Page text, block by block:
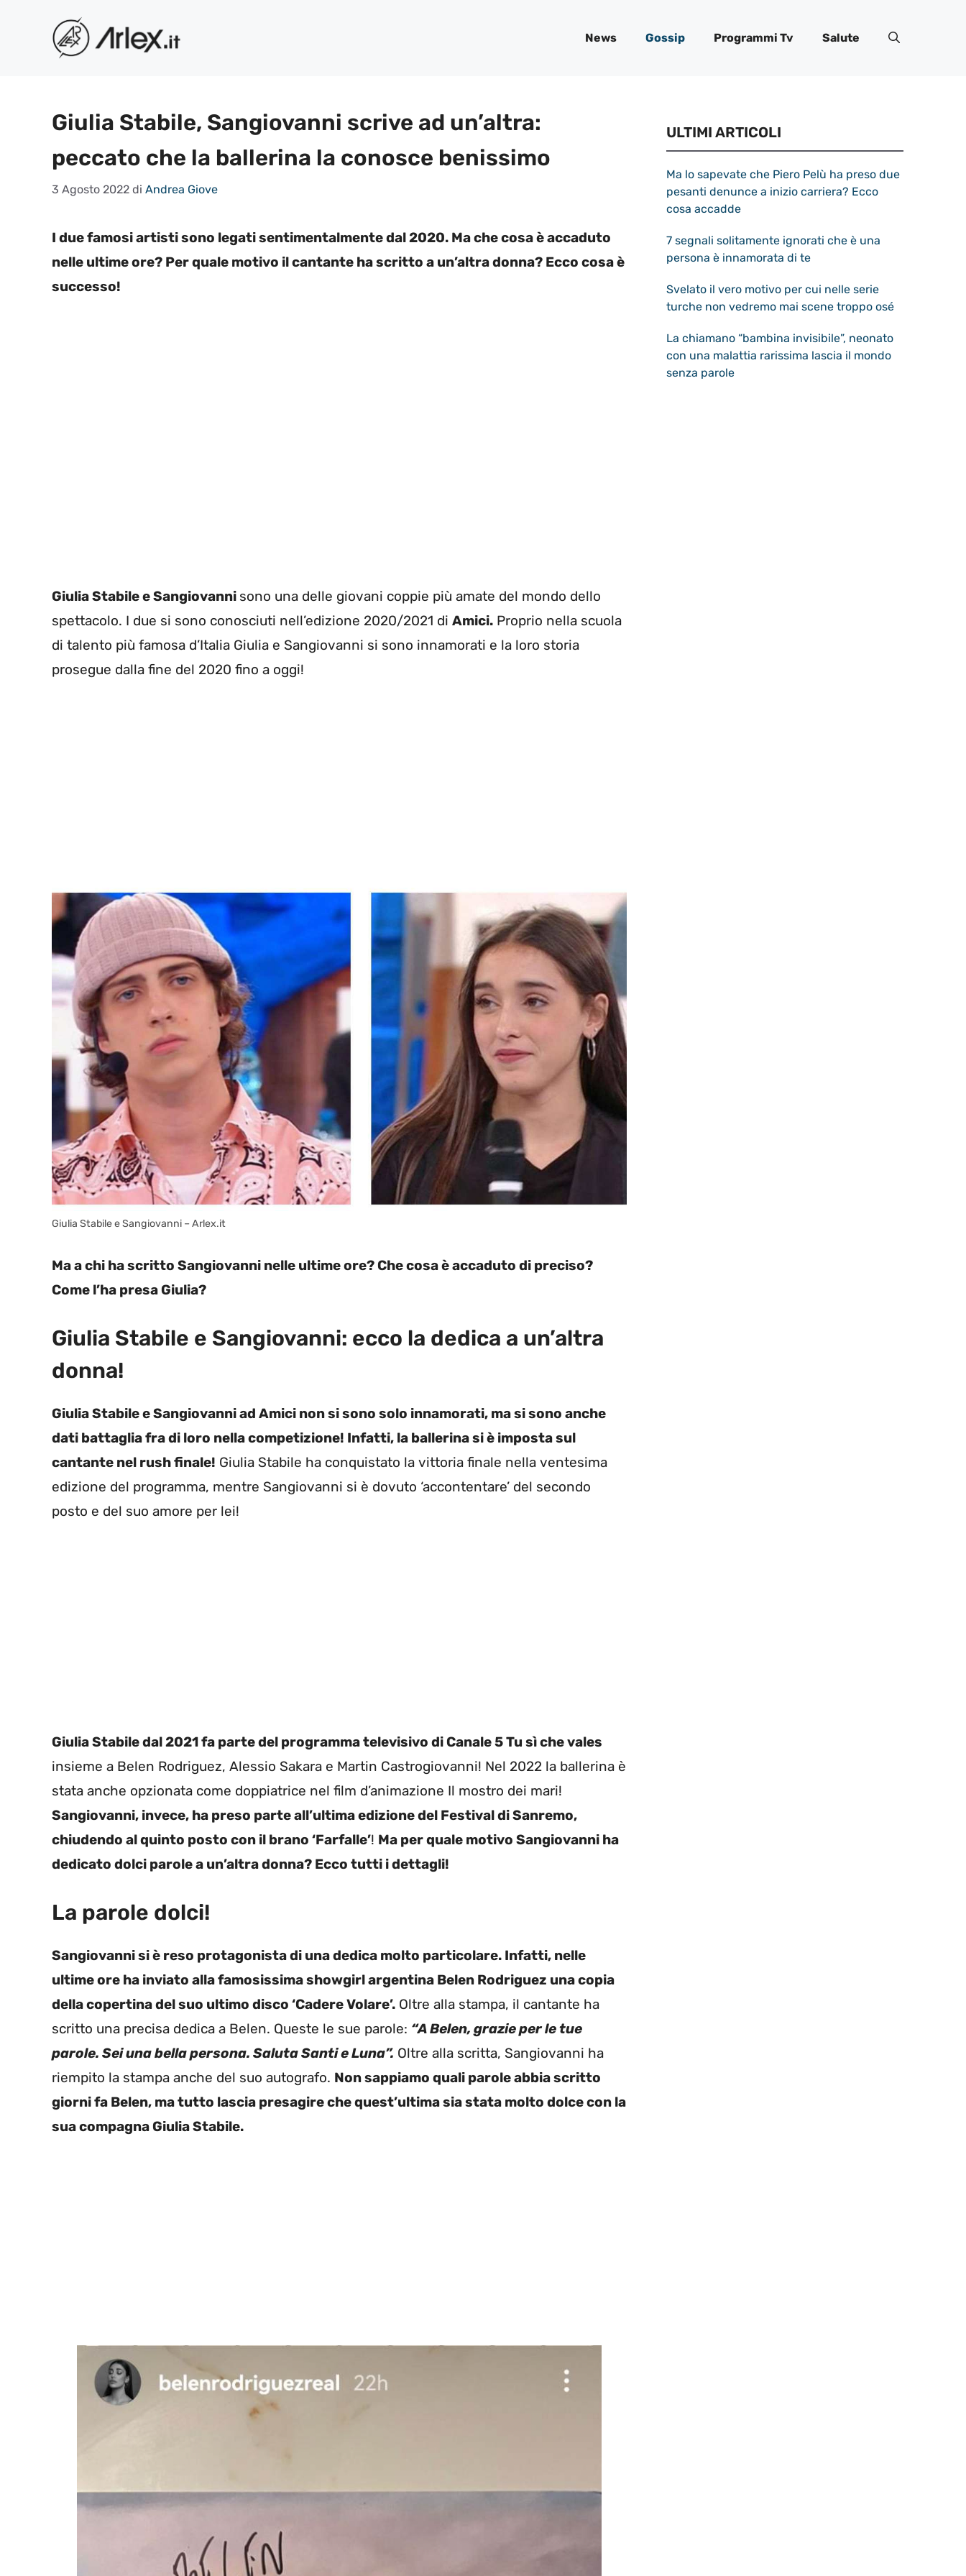
contenuto
News Gossip Programmi Tv Salute
Giulia Stabile, Sangiovanni scrive ad un’altra:
peccato che la ballerina la conosce benissimo
3 Agosto 2022 di Andrea Giove
I due famosi artisti sono legati sentimentalmente dal 2020. Ma che cosa è accaduto
nelle ultime ore? Per quale motivo il cantante ha scritto a un’altra donna? Ecco cosa è
successo!
Giulia Stabile e Sangiovanni sono una delle giovani coppie più amate del mondo dello
spettacolo. I due si sono conosciuti nell’edizione 2020/2021 di Amici. Proprio nella scuola
di talento più famosa d’Italia Giulia e Sangiovanni si sono innamorati e la loro storia
prosegue dalla fine del 2020 fino a oggi!
Giulia Stabile e Sangiovanni – Arlex.it
Ma a chi ha scritto Sangiovanni nelle ultime ore? Che cosa è accaduto di preciso?
Come l’ha presa Giulia?
Giulia Stabile e Sangiovanni: ecco la dedica a un’altra
donna!
Giulia Stabile e Sangiovanni ad Amici non si sono solo innamorati, ma si sono anche
dati battaglia fra di loro nella competizione! Infatti, la ballerina si è imposta sul
cantante nel rush finale! Giulia Stabile ha conquistato la vittoria finale nella ventesima
edizione del programma, mentre Sangiovanni si è dovuto ‘accontentare’ del secondo
posto e del suo amore per lei!
Giulia Stabile dal 2021 fa parte del programma televisivo di Canale 5 Tu sì che vales
insieme a Belen Rodriguez, Alessio Sakara e Martin Castrogiovanni! Nel 2022 la ballerina è
stata anche opzionata come doppiatrice nel film d’animazione Il mostro dei mari!
Sangiovanni, invece, ha preso parte all’ultima edizione del Festival di Sanremo,
chiudendo al quinto posto con il brano ‘Farfalle’! Ma per quale motivo Sangiovanni ha
dedicato dolci parole a un’altra donna? Ecco tutti i dettagli!
La parole dolci!
Sangiovanni si è reso protagonista di una dedica molto particolare. Infatti, nelle
ultime ore ha inviato alla famosissima showgirl argentina Belen Rodriguez una copia
della copertina del suo ultimo disco ‘Cadere Volare’. Oltre alla stampa, il cantante ha
scritto una precisa dedica a Belen. Queste le sue parole: “A Belen, grazie per le tue
parole. Sei una bella persona. Saluta Santi e Luna”. Oltre alla scritta, Sangiovanni ha
riempito la stampa anche del suo autografo. Non sappiamo quali parole abbia scritto
giorni fa Belen, ma tutto lascia presagire che quest’ultima sia stata molto dolce con la
sua compagna Giulia Stabile.
ULTIMI ARTICOLI
Ma lo sapevate che Piero Pelù ha preso due
pesanti denunce a inizio carriera? Ecco
cosa accadde
7 segnali solitamente ignorati che è una
persona è innamorata di te
Svelato il vero motivo per cui nelle serie
turche non vedremo mai scene troppo osé
La chiamano “bambina invisibile”, neonato
con una malattia rarissima lascia il mondo
senza parole